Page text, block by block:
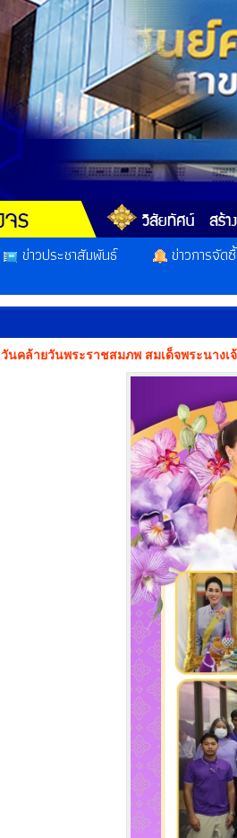
ข่าวประชาสัมพันธ์ ข่าวการจัด
วันคล้ายวันพระราชสมภพ สมเด็จพระนาง